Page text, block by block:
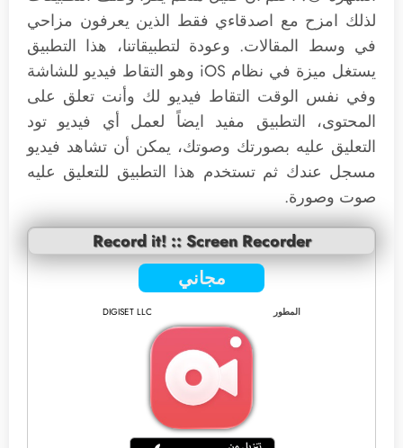
لذلك امزح مع اصدقاءي فقط الذين يعرفون مزاحي
في وسط المقالات. وعودة لتطبيقاتنا، هذا التطبيق
يستغل ميزة في نظام iOS وهو التقاط فيديو للشاشة
وفي نفس الوقت التقاط فيديو لك وأنت تعلق على
المحتوى، التطبيق مفيد ايضاً لعمل أي فيديو تود
التعليق عليه بصورتك وصوتك، يمكن أن تشاهد فيديو
مسجل عندك ثم تستخدم هذا التطبيق للتعليق عليه
صوت وصورة.
Record it! :: Screen Recorder
مجاني
المطور DIGISET LLC